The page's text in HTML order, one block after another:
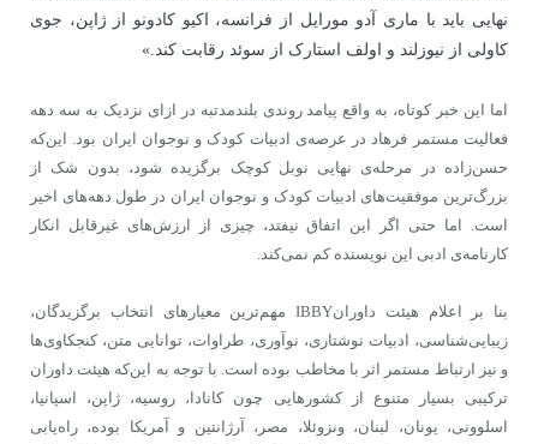
نهایی باید با ماری آدو مورایل از فرانسه، اکیو کادونو از ژاپن، جوی
کاولی از نیوزلند و اولف استارک از سوئد رقابت کند.»
اما این خبر کوتاه، به واقع پیامد روندی بلندمدتبه در ازای نزدیک به سه دهه
فعالیت مستمر فرهاد در عرصه‌ی ادبیات کودک و نوجوان ایران بود. این‌که
حسن‌زاده در مرحله‌ی نهایی نوبل کوچک برگزیده شود، بدون شک از
بزرگ‌ترین موفقیت‌های ادبیات کودک و نوجوان ایران در طول دهه‌های اخیر
است. اما حتی اگر این اتفاق نیفتد، چیزی از ارزش‌های غیرقابل انکار
کارنامه‌ی ادبی این نویسنده کم نمی‌کند.
بنا بر اعلام هیئت داورانIBBY مهم‌ترین معیارهای انتخاب برگزیدگان،
زیبایی‌شناسی، ادبیات نوشتاری، نوآوری، طراوات، توانایی متن، کنجکاوی‌ها
و نیز ارتباط مستمر اثر با مخاطب بوده است. با توجه به این‌که هیئت داوران
ترکیبی بسیار متنوع از کشورهایی چون کانادا، روسیه، ژاپن، اسپانیا،
اسلوونی، یونان، لبنان، ونزوئلا، مصر، آرژانتین و آمریکا بوده، راه‌یابی